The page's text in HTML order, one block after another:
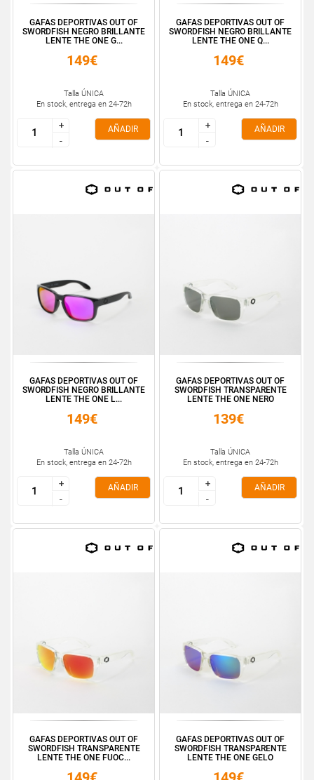
GAFAS DEPORTIVAS OUT OF
SWORDFISH NEGRO BRILLANTE
LENTE THE ONE G...
149€
Talla ÚNICA
En stock, entrega en 24-72h
+
-
+
-
AÑADIR
GAFAS DEPORTIVAS OUT OF
SWORDFISH NEGRO BRILLANTE
LENTE THE ONE Q...
149€
Talla ÚNICA
En stock, entrega en 24-72h
+
-
+
-
AÑADIR
GAFAS DEPORTIVAS OUT OF
SWORDFISH NEGRO BRILLANTE
LENTE THE ONE L...
149€
Talla ÚNICA
En stock, entrega en 24-72h
+
-
+
-
AÑADIR
GAFAS DEPORTIVAS OUT OF
SWORDFISH TRANSPARENTE
LENTE THE ONE NERO
139€
Talla ÚNICA
En stock, entrega en 24-72h
+
-
+
-
AÑADIR
GAFAS DEPORTIVAS OUT OF
SWORDFISH TRANSPARENTE
LENTE THE ONE FUOC...
GAFAS DEPORTIVAS OUT OF
SWORDFISH TRANSPARENTE
LENTE THE ONE GELO